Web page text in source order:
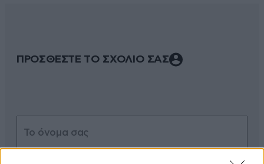
ΠΡΟΣΘΕΣΤΕ ΤΟ ΣΧΟΛΙΟ ΣΑΣ